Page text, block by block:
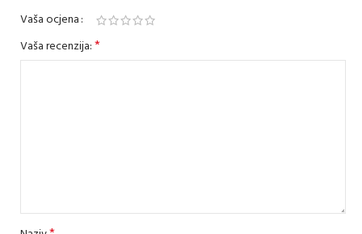
Vaša ocjena
Vaša recenzija:*